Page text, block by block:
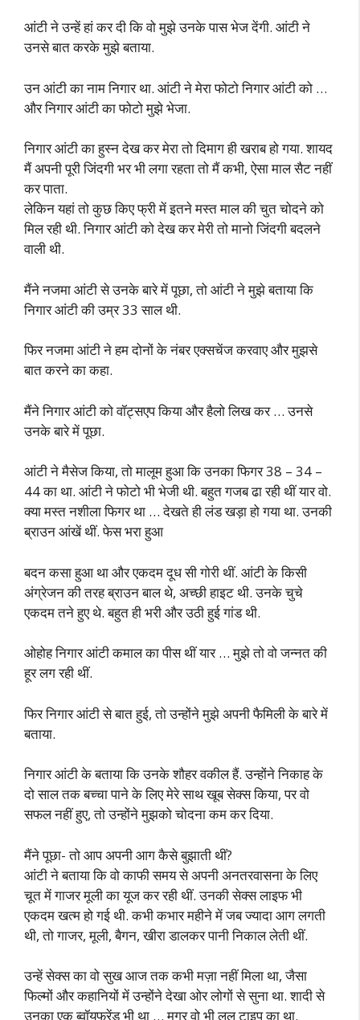
आंटी ने उन्हें हां कर दी कि वो मुझे उनके पास भेज देंगी. आंटी ने
उनसे बात करके मुझे बताया.
उन आंटी का नाम निगार था. आंटी ने मेरा फोटो निगार आंटी को …
और निगार आंटी का फोटो मुझे भेजा.
निगार आंटी का हुस्न देख कर मेरा तो दिमाग ही खराब हो गया. शायद
मैं अपनी पूरी जिंदगी भर भी लगा रहता तो मैं कभी, ऐसा माल सैट नहीं
कर पाता.
लेकिन यहां तो कुछ किए फ्री में इतने मस्त माल की चुत चोदने को
मिल रही थी. निगार आंटी को देख कर मेरी तो मानो जिंदगी बदलने
वाली थी.
मैंने नजमा आंटी से उनके बारे में पूछा, तो आंटी ने मुझे बताया कि
निगार आंटी की उम्र 33 साल थी.
फिर नजमा आंटी ने हम दोनों के नंबर एक्सचेंज करवाए और मुझसे
बात करने का कहा.
मैंने निगार आंटी को वॉट्सएप किया और हैलो लिख कर … उनसे
उनके बारे में पूछा.
आंटी ने मैसेज किया, तो मालूम हुआ कि उनका फिगर 38 – 34 –
44 का था. आंटी ने फोटो भी भेजी थी. बहुत गजब ढा रही थीं यार वो.
क्या मस्त नशीला फिगर था … देखते ही लंड खड़ा हो गया था. उनकी
ब्राउन आंखें थीं. फेस भरा हुआ
बदन कसा हुआ था और एकदम दूध सी गोरी थीं. आंटी के किसी
अंग्रेजन की तरह ब्राउन बाल थे, अच्छी हाइट थी. उनके चुचे
एकदम तने हुए थे. बहुत ही भरी और उठी हुई गांड थी.
ओहोह निगार आंटी कमाल का पीस थीं यार … मुझे तो वो जन्नत की
हूर लग रही थीं.
फिर निगार आंटी से बात हुई, तो उन्होंने मुझे अपनी फैमिली के बारे में
बताया.
निगार आंटी के बताया कि उनके शौहर वकील हैं. उन्होंने निकाह के
दो साल तक बच्चा पाने के लिए मेरे साथ खूब सेक्स किया, पर वो
सफल नहीं हुए, तो उन्होंने मुझको चोदना कम कर दिया.
मैंने पूछा- तो आप अपनी आग कैसे बुझाती थीं?
आंटी ने बताया कि वो काफी समय से अपनी अनतरवासना के लिए
चूत में गाजर मूली का यूज कर रही थीं. उनकी सेक्स लाइफ भी
एकदम खत्म हो गई थी. कभी कभार महीने में जब ज्यादा आग लगती
थी, तो गाजर, मूली, बैगन, खीरा डालकर पानी निकाल लेती थीं.
उन्हें सेक्स का वो सुख आज तक कभी मज़ा नहीं मिला था, जैसा
फिल्मों और कहानियों में उन्होंने देखा ओर लोगों से सुना था. शादी से
उनका एक ब्वॉयफ्रेंड भी था … मगर वो भी लुल टाइप का था.